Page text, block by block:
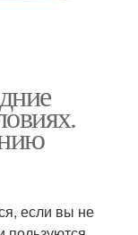
если вы не